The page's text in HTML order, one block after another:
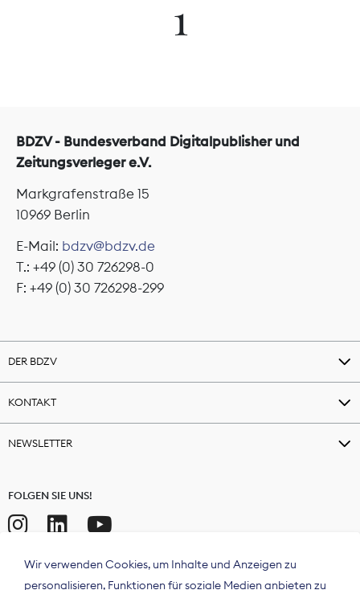
1
BDZV - Bundesverband Digitalpublisher und
Zeitungsverleger e.V.
Markgrafenstraße 15
10969 Berlin
E-Mail: bdzv@bdzv.de
T.: +49 (0) 30 726298-0
F: +49 (0) 30 726298-299
DER BDZV
KONTAKT
NEWSLETTER
FOLGEN SIE UNS!
Wir verwenden Cookies, um Inhalte und Anzeigen zu
personalisieren, Funktionen für soziale Medien anbieten zu